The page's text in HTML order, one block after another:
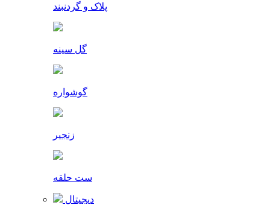
پلاک و گردنبند
گل سینه
گوشواره
زنجیر
ست حلقه
دیجیتال